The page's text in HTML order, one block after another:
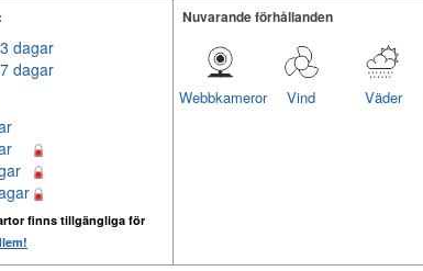
3 dagar
7 dagar
finns tillgängliga för
Nuvarande förhållanden
Väder
Vind
Webbkameror